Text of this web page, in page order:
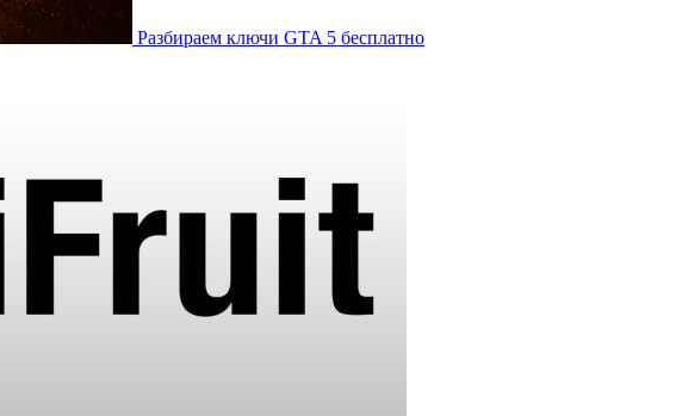
Разбираем ключи GTA 5 бесплатно